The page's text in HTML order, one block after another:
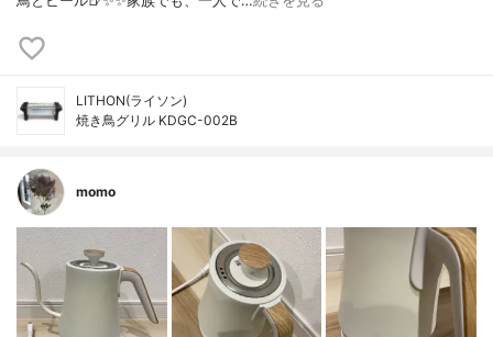
LITHON(ライソン)
焼き鳥グリル KDGC-002B
momo